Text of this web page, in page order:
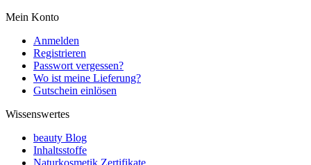
Mein Konto
Anmelden
Registrieren
Passwort vergessen?
Wo ist meine Lieferung?
Gutschein einlösen
Wissenswertes
beauty Blog
Inhaltsstoffe
Naturkosmetik Zertifikate